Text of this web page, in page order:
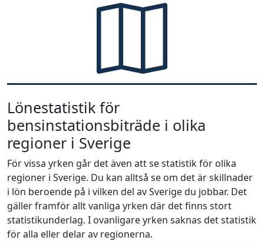
Lönestatistik för
bensinstationsbiträde i olika
regioner i Sverige
För vissa yrken går det även att se statistik för olika
regioner i Sverige. Du kan alltså se om det är skillnader
i lön beroende på i vilken del av Sverige du jobbar. Det
gäller framför allt vanliga yrken där det finns stort
statistikunderlag. I ovanligare yrken saknas det statistik
för alla eller delar av regionerna.